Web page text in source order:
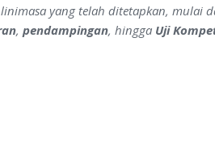
yang telah ditetapkan, mulai
, pendampingan, hingga Uji